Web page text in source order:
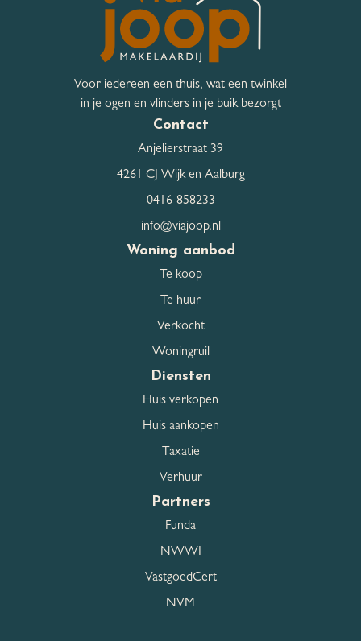
Voor iedereen een thuis, wat een twinkel
in je ogen en vlinders in je buik bezorgt
Contact
Anjelierstraat 39
4261 CJ Wijk en Aalburg
0416-858233
info@viajoop.nl
Woning aanbod
Te koop
Te huur
Verkocht
Woningruil
Diensten
Huis verkopen
Huis aankopen
Taxatie
Verhuur
Partners
Funda
NWWI
VastgoedCert
NVM